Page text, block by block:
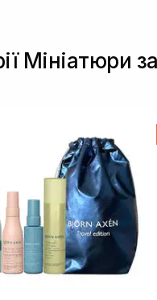
Мініатюри